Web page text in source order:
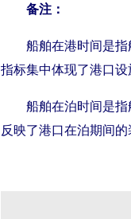
备注：
船舶在港时间是指
指标集中体现了港口
船舶在泊时间是指
反映了港口在泊期间的